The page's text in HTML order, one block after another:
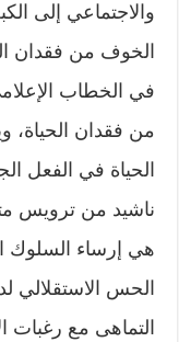
والاجتماعي إلى
الخوف من فقدان
في الخطاب
من فقدان الحياة،
الحياة في الفعل
ناشيد من ترويس
هي إرساء السلوك
الحس الاستقلالي
التماهى مع رغبات